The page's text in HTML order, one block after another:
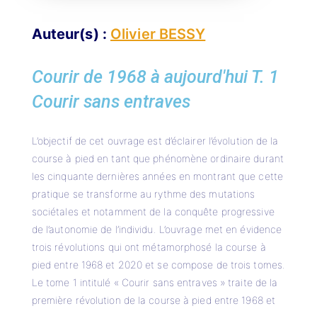
Auteur(s) : Olivier BESSY
Courir de 1968 à aujourd'hui T. 1
Courir sans entraves
L’objectif de cet ouvrage est d’éclairer l’évolution de la
course à pied en tant que phénomène ordinaire durant
les cinquante dernières années en montrant que cette
pratique se transforme au rythme des mutations
sociétales et notamment de la conquête progressive
de l’autonomie de l’individu. L’ouvrage met en évidence
trois révolutions qui ont métamorphosé la course à
pied entre 1968 et 2020 et se compose de trois tomes.
Le tome 1 intitulé « Courir sans entraves » traite de la
première révolution de la course à pied entre 1968 et